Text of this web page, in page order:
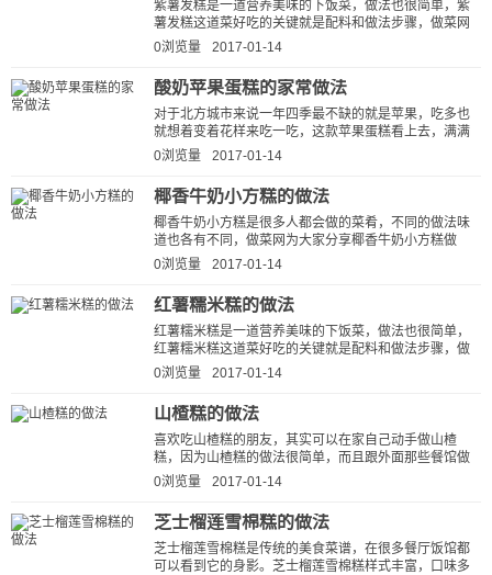
紫薯发糕是一道营养美味的下饭菜，做法也很简单，紫
薯发糕这道菜好吃的关键就是配料和做法步骤，做菜网
小编就为大家详细的介绍一下紫薯...
0浏览量 2017-01-14
酸奶苹果蛋糕的家常做法
对于北方城市来说一年四季最不缺的就是苹果，吃多也
就想着变着花样来吃一吃，这款苹果蛋糕看上去，满满
苹果香。 用料：原味酸奶100毫升，苹...
0浏览量 2017-01-14
椰香牛奶小方糕的做法
椰香牛奶小方糕是很多人都会做的菜肴，不同的做法味
道也各有不同，做菜网为大家分享椰香牛奶小方糕做
法，简单、好吃、下饭。按这种方法...
0浏览量 2017-01-14
红薯糯米糕的做法
红薯糯米糕是一道营养美味的下饭菜，做法也很简单，
红薯糯米糕这道菜好吃的关键就是配料和做法步骤，做
菜网小编就为大家详细的介绍一下...
0浏览量 2017-01-14
山楂糕的做法
喜欢吃山楂糕的朋友，其实可以在家自己动手做山楂
糕，因为山楂糕的做法很简单，而且跟外面那些餐馆做
的山楂糕比起来，自己做的山楂糕又健...
0浏览量 2017-01-14
芝士榴莲雪棉糕的做法
芝士榴莲雪棉糕是传统的美食菜谱，在很多餐厅饭馆都
可以看到它的身影。芝士榴莲雪棉糕样式丰富，口味多